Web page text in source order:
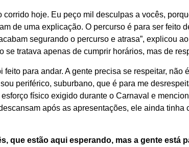
corrido hoje. Eu peço mil desculpas a vocês,
de uma explicação. O percurso é para ser feito
segurando o percurso e atrasa”, explicou
se tratava apenas de cumprir horários, mas de
feito para andar. A gente precisa se respeitar, não
periférico, suburbano, que é para me
físico exigido durante o Carnaval e
após as apresentações, ele ainda tinha
que estão aqui esperando, mas a gente está